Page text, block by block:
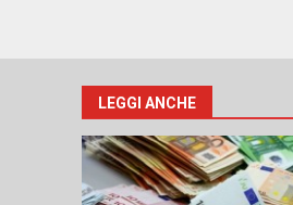
LEGGI ANCHE